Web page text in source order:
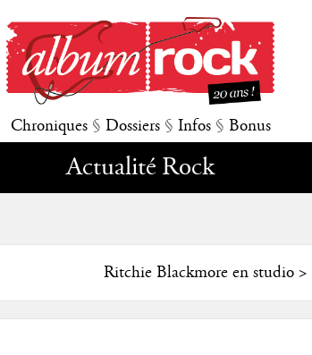
Chroniques § Dossiers § Infos § Bonus
Actualité Rock
Ritchie Blackmore en studio>